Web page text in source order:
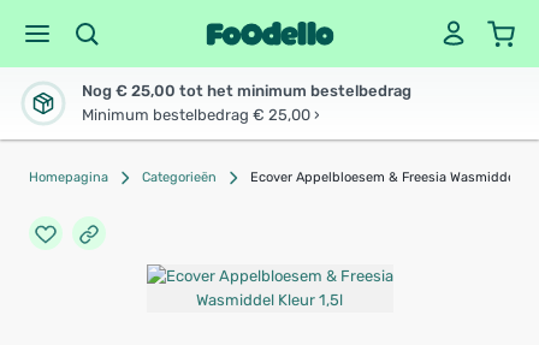
Nog € 25,00 tot het minimum bestelbedrag
Minimum bestelbedrag € 25,00 ›
Homepagina Categorieën Ecover Appelbloesem & Freesia Wasmiddel